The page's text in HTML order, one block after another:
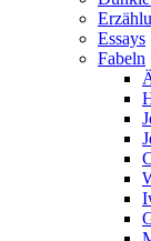
Essays
Fabeln